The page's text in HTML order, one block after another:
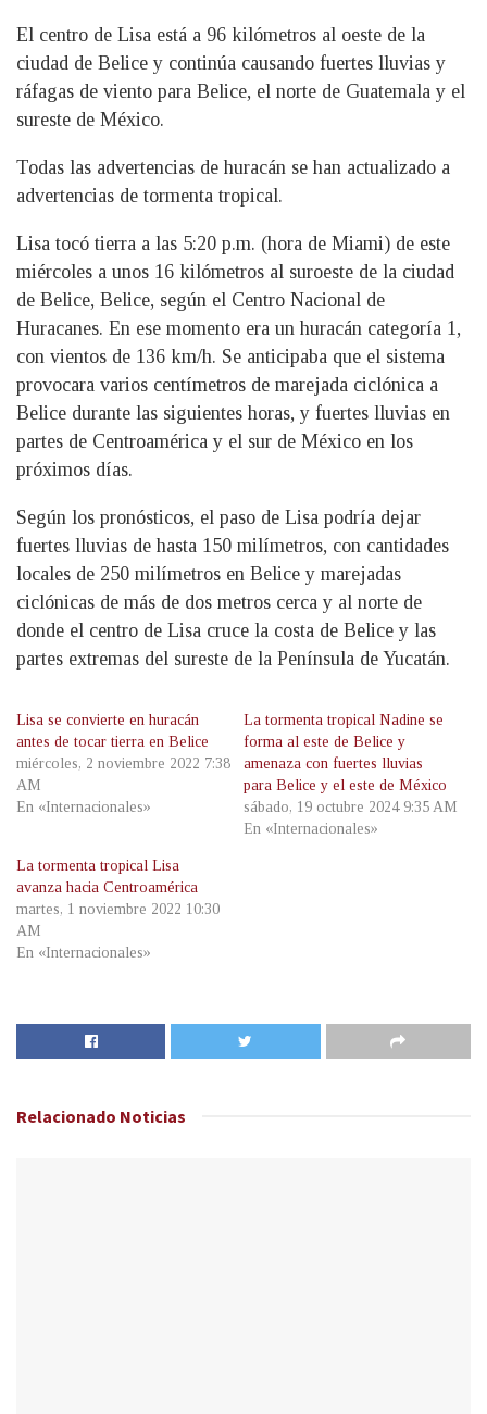
El centro de Lisa está a 96 kilómetros al oeste de la
ciudad de Belice y continúa causando fuertes lluvias y
ráfagas de viento para Belice, el norte de Guatemala y el
sureste de México.
Todas las advertencias de huracán se han actualizado a
advertencias de tormenta tropical.
Lisa tocó tierra a las 5:20 p.m. (hora de Miami) de este
miércoles a unos 16 kilómetros al suroeste de la ciudad
de Belice, Belice, según el Centro Nacional de
Huracanes. En ese momento era un huracán categoría 1,
con vientos de 136 km/h. Se anticipaba que el sistema
provocara varios centímetros de marejada ciclónica a
Belice durante las siguientes horas, y fuertes lluvias en
partes de Centroamérica y el sur de México en los
próximos días.
Según los pronósticos, el paso de Lisa podría dejar
fuertes lluvias de hasta 150 milímetros, con cantidades
locales de 250 milímetros en Belice y marejadas
ciclónicas de más de dos metros cerca y al norte de
donde el centro de Lisa cruce la costa de Belice y las
partes extremas del sureste de la Península de Yucatán.
Lisa se convierte en huracán
antes de tocar tierra en Belice
miércoles, 2 noviembre 2022 7:38
AM
En «Internacionales»
La tormenta tropical Nadine se
forma al este de Belice y
amenaza con fuertes lluvias
para Belice y el este de México
sábado, 19 octubre 2024 9:35 AM
En «Internacionales»
La tormenta tropical Lisa
avanza hacia Centroamérica
martes, 1 noviembre 2022 10:30
AM
En «Internacionales»
Relacionado Noticias